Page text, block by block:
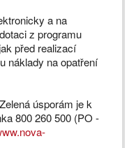
a na
z programu
před realizací
náklady na opatření
úsporám je k
800 260 500 (PO -